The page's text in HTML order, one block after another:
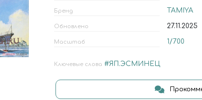
Бренд TAMIYA
Обновлено 27.11.2025
Масштаб 1/700
Ключевые слова #ЯП.ЭСМИНЕЦ